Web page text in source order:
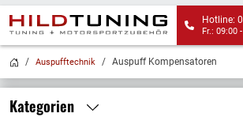
Hotline:
Fr.: 09:00
Wir
Auspufftechnik Auspuff Kompensatoren
Kategorien